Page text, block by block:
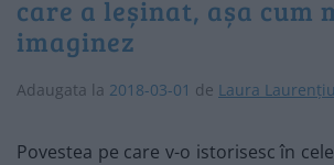
care a leșinat, așa cum
imaginez
Adaugata la 2018-03-01 de Laura Laurențiu
Povestea pe care v-o istorisesc în